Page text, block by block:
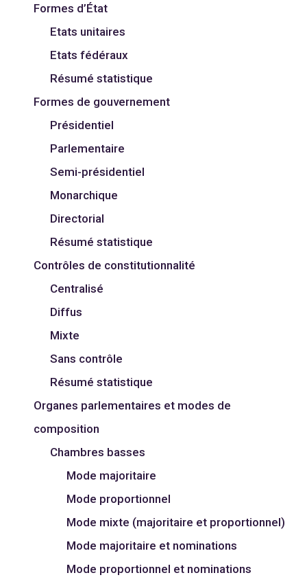
Formes d’État
Etats unitaires
Etats fédéraux
Résumé statistique
Formes de gouvernement
Présidentiel
Parlementaire
Semi-présidentiel
Monarchique
Directorial
Résumé statistique
Contrôles de constitutionnalité
Centralisé
Diffus
Mixte
Sans contrôle
Résumé statistique
Organes parlementaires et modes de
composition
Chambres basses
Mode majoritaire
Mode proportionnel
Mode mixte (majoritaire et proportionnel)
Mode majoritaire et nominations
Mode proportionnel et nominations